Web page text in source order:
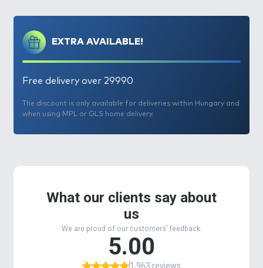
EXTRA AVAILABLE!
Free delivery over 29990
The discount is only available for deliveries within Hungary and
when using MPL or GLS home delivery.